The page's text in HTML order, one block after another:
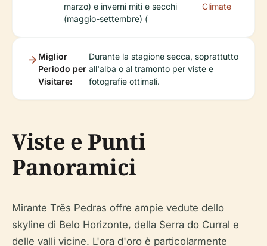
marzo) e inverni miti e secchi
(maggio-settembre) (
Climate
Miglior
Periodo per
Visitare:
Durante la stagione secca, soprattutto
all'alba o al tramonto per viste e
fotografie ottimali.
Viste e Punti
Panoramici
Mirante Três Pedras offre ampie vedute dello
skyline di Belo Horizonte, della Serra do Curral e
delle valli vicine. L'ora d'oro è particolarmente